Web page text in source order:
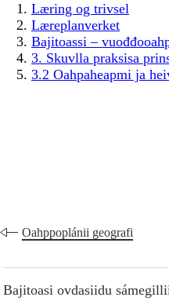
Læring og trivsel
Læreplanverket
Bajitoassi –
3. Skuvlla praksisa
3.2 Oahpaheapmi ja
Oahppoplánii geografi
Bajitoasi ovdasiidu